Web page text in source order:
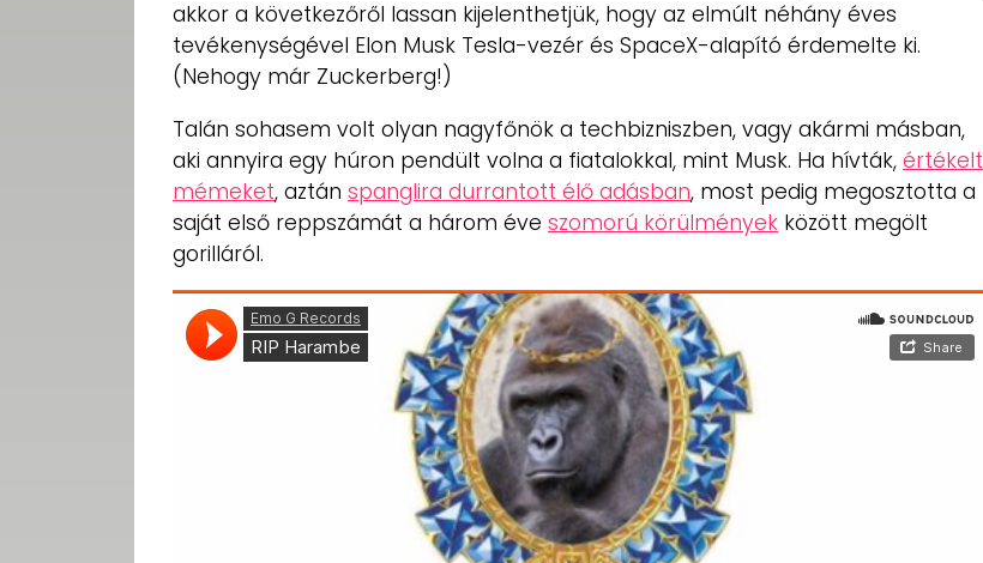
akkor a következőről lassan kijelenthetjük, hogy az elmúlt néhány éves
tevékenységével Elon Musk Tesla-vezér és SpaceX-alapító érdemelte ki.
(Nehogy már Zuckerberg!)
Talán sohasem volt olyan nagyfőnök a techbizniszben, vagy akármi másban,
aki annyira egy húron pendült volna a fiatalokkal, mint Musk. Ha hívták, értékelt
mémeket, aztán spanglira durrantott élő adásban, most pedig megosztotta a
saját első reppszámát a három éve szomorú körülmények között megölt
gorilláról.